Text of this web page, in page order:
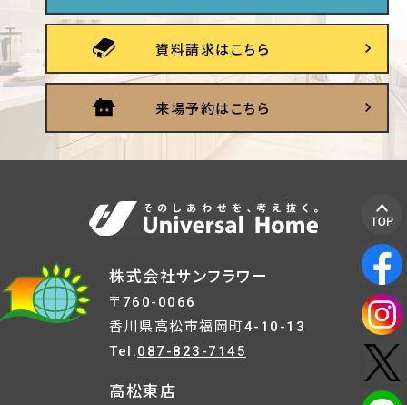
資料請求はこちら
来場予約はこちら
株式会社サンフラワー
〒760-0066
香川県高松市福岡町4-10-13
Tel.087-823-7145
高松東店